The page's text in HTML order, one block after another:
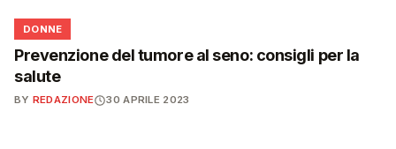
🌸
DONNE
Prevenzione del tumore al seno: consigli per la
salute
BY REDAZIONE 30 APRILE 2023